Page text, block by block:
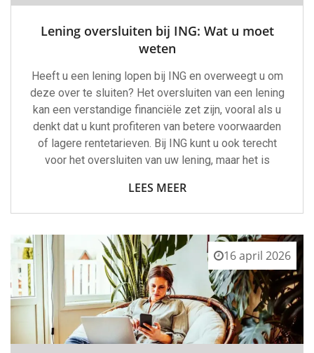
Lening oversluiten bij ING: Wat u moet
weten
Heeft u een lening lopen bij ING en overweegt u om
deze over te sluiten? Het oversluiten van een lening
kan een verstandige financiële zet zijn, vooral als u
denkt dat u kunt profiteren van betere voorwaarden
of lagere rentetarieven. Bij ING kunt u ook terecht
voor het oversluiten van uw lening, maar het is
LEES MEER
16 april 2026